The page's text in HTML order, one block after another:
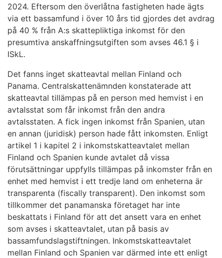
2024. Eftersom den överlåtna fastigheten hade ägts
via ett bassamfund i över 10 års tid gjordes det avdrag
på 40 % från A:s skattepliktiga inkomst för den
presumtiva anskaffningsutgiften som avses 46.1 § i
ISkL.
Det fanns inget skatteavtal mellan Finland och
Panama. Centralskattenämnden konstaterade att
skatteavtal tillämpas på en person med hemvist i en
avtalsstat som får inkomst från den andra
avtalsstaten. A fick ingen inkomst från Spanien, utan
en annan (juridisk) person hade fått inkomsten. Enligt
artikel 1 i kapitel 2 i inkomstskatteavtalet mellan
Finland och Spanien kunde avtalet då vissa
förutsättningar uppfylls tillämpas på inkomster från en
enhet med hemvist i ett tredje land om enheterna är
transparenta (fiscally transparent). Den inkomst som
tillkommer det panamanska företaget har inte
beskattats i Finland för att det ansett vara en enhet
som avses i skatteavtalet, utan på basis av
bassamfundslagstiftningen. Inkomstskatteavtalet
mellan Finland och Spanien var därmed inte ett enligt